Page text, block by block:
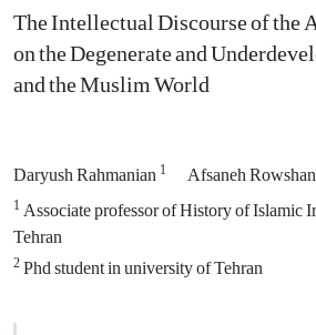
The Intellectual Discourse of the
on the Degenerate and
and the Muslim World
Daryush Rahmanian1 Afsaneh Rowshan
1Associate professor of History of Islamic
Tehran
2Phd student in university of Tehran